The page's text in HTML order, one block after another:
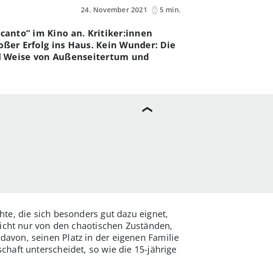
24. November 2021
5 min.
im Kino an. Kritiker:innen
Erfolg ins Haus. Kein Wunder: Die
von Außenseitertum und
die sich besonders gut dazu eignet,
nur von den chaotischen Zuständen,
seinen Platz in der eigenen Familie
unterscheidet, so wie die 15-jährige